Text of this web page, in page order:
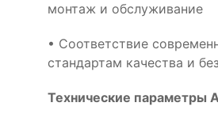
монтаж и обслуживание
• Соответствие
стандартам качества и
Технические параметры